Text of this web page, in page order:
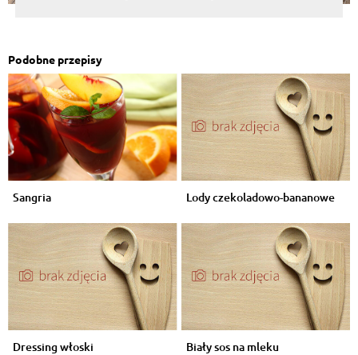
Podobne przepisy
Sangria Lody czekoladowo-bananowe
Dressing włoski Biały sos na mleku